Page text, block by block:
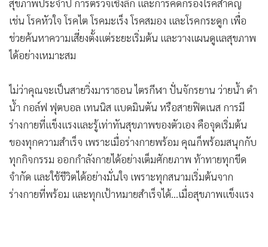
สุขภาพประจำปี การตรวจเชิงลึก และการคัดกรองโรคสำคัญ
เช่น โรคหัวใจ โรคไต โรคมะเร็ง โรคสมอง และโรคกระดูก เพื่อ
ช่วยค้นหาความเสี่ยงตั้งแต่ระยะเริ่มต้น และวางแผนดูแลสุขภาพ
ได้อย่างเหมาะสม
ไม่ว่าคุณจะเป็นสายวิ่งมาราธอน ไตรกีฬา ปั่นจักรยาน ว่ายน้ำ ดำ
น้ำ กอล์ฟ ฟุตบอล เทนนิส แบดมินตัน หรือสายฟิตเนส การมี
ร่างกายที่แข็งแรงและรู้เท่าทันสุขภาพของตัวเอง คือจุดเริ่มต้น
ของทุกความสำเร็จ เพราะเมื่อร่างกายพร้อม คุณก็พร้อมสนุกกับ
ทุกกิจกรรม ออกกำลังกายได้อย่างเต็มศักยภาพ ท้าทายทุกขีด
จำกัด และใช้ชีวิตได้อย่างมั่นใจ เพราะทุกสนามเริ่มต้นจาก
ร่างกายที่พร้อม และทุกเป้าหมายสำเร็จได้...เมื่อสุขภาพแข็งแรง